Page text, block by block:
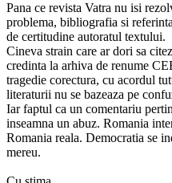
Pana ce revista Vatra nu isi
problema, bibliografia si
de certitudine autoratul textului.
Cineva strain care ar dori sa
credinta la arhiva de renume
tragedie corectura, cu acordul
literaturii nu se bazeaza pe
Iar faptul ca un comentariu
inseamna un abuz. Romania
Romania reala. Democratia se
mereu.